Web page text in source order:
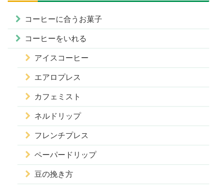
コーヒーに合うお菓子
コーヒーをいれる
アイスコーヒー
エアロプレス
カフェミスト
ネルドリップ
フレンチプレス
ペーパードリップ
豆の挽き方